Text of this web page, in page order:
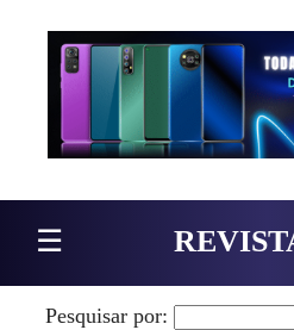
Pular para o conteúdo
☰
Pesquisar por: